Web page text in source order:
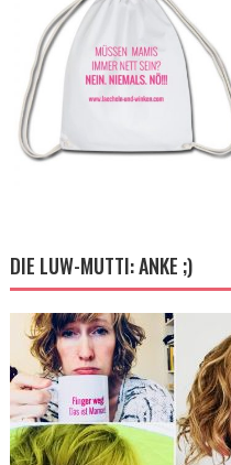
DIE LUW-MUTTI: ANKE ;)